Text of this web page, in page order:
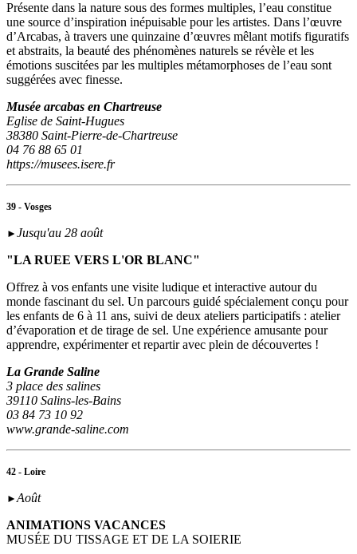
Présente dans la nature sous des formes multiples, l’eau constitue
une source d’inspiration inépuisable pour les artistes. Dans l’œuvre
d’Arcabas, à travers une quinzaine d’œuvres mêlant motifs figuratifs
et abstraits, la beauté des phénomènes naturels se révèle et les
émotions suscitées par les multiples métamorphoses de l’eau sont
suggérées avec finesse.
Musée arcabas en Chartreuse
Eglise de Saint-Hugues
38380 Saint-Pierre-de-Chartreuse
04 76 88 65 01
https://musees.isere.fr
39 - Vosges
► Jusqu'au 28 août
"LA RUEE VERS L'OR BLANC"
Offrez à vos enfants une visite ludique et interactive autour du
monde fascinant du sel. Un parcours guidé spécialement conçu pour
les enfants de 6 à 11 ans, suivi de deux ateliers participatifs : atelier
d’évaporation et de tirage de sel. Une expérience amusante pour
apprendre, expérimenter et repartir avec plein de découvertes !
La Grande Saline
3 place des salines
39110 Salins-les-Bains
03 84 73 10 92
www.grande-saline.com
42 - Loire
►Août
ANIMATIONS VACANCES
MUSÉE DU TISSAGE ET DE LA SOIERIE